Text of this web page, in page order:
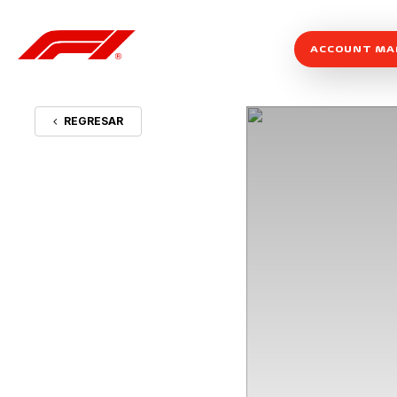
ACCOUNT
REGRESAR